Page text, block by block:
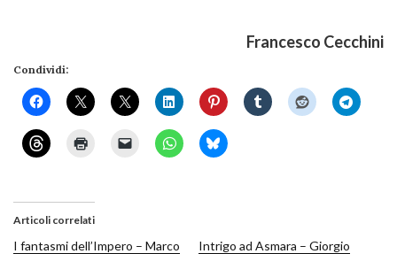
Francesco Cecchini
Condividi:
Articoli correlati
I fantasmi dell’Impero – Marco
Intrigo ad Asmara – Giorgio